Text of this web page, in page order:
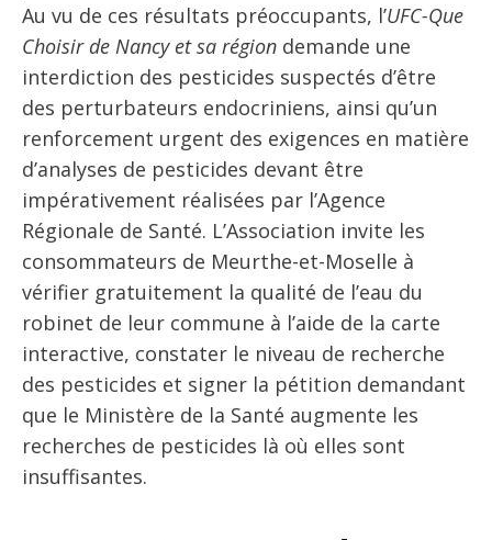
Au vu de ces résultats préoccupants, l’UFC-Que
Choisir de Nancy et sa région demande une
interdiction des pesticides suspectés d’être
des perturbateurs endocriniens, ainsi qu’un
renforcement urgent des exigences en matière
d’analyses de pesticides devant être
impérativement réalisées par l’Agence
Régionale de Santé. L’Association invite les
consommateurs de Meurthe-et-Moselle à
vérifier gratuitement la qualité de l’eau du
robinet de leur commune à l’aide de la carte
interactive, constater le niveau de recherche
des pesticides et signer la pétition demandant
que le Ministère de la Santé augmente les
recherches de pesticides là où elles sont
insuffisantes.